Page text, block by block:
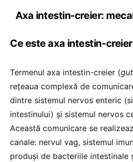
Axa intestin-creier:
Ce este axa intestin-
Termenul axa intestin-creier (
rețeaua complexă de
dintre sistemul nervos enteric
intestinului) și sistemul nervos
Această comunicare se
canale: nervul vag, sistemul
produși de bacteriile intestinale